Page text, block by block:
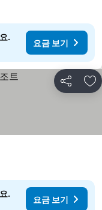
.
요금 보기
공유 즐
.
요금 보기